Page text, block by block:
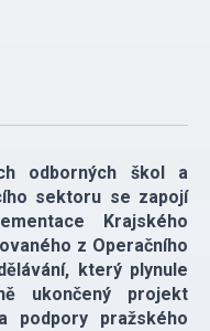
odborných škol a
sektoru se zapojí
Krajského
z Operačního
který plynule
ukončený projekt
podpory pražského